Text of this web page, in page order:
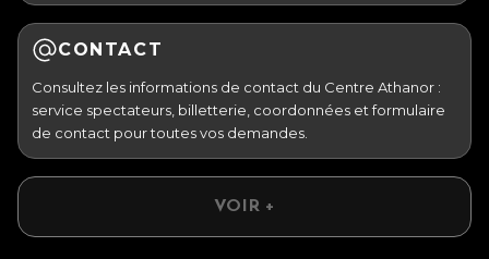
CONTACT
Consultez les informations de contact du Centre Athanor :
service spectateurs, billetterie, coordonnées et formulaire
de contact pour toutes vos demandes.
VOIR +